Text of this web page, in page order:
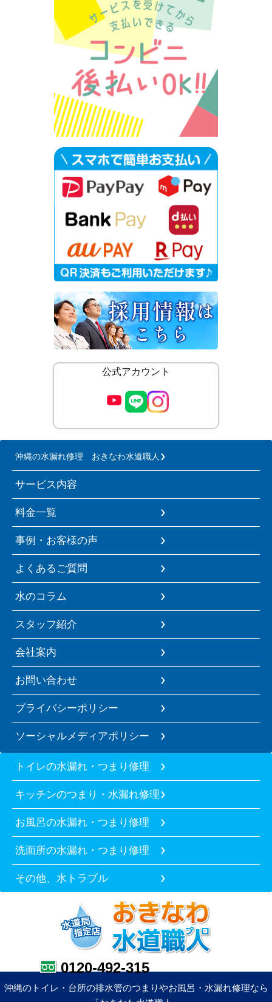
公式アカウント
沖縄の水漏れ修理 おきなわ水道職人
サービス内容
料金一覧
事例・お客様の声
よくあるご質問
水のコラム
スタッフ紹介
会社案内
お問い合わせ
プライバシーポリシー
ソーシャルメディアポリシー
トイレの水漏れ・つまり修理
キッチンのつまり・水漏れ修理
お風呂の水漏れ・つまり修理
洗面所の水漏れ・つまり修理
その他、水トラブル
0120-492-315
沖縄のトイレ・台所の排水管のつまりやお風呂・水漏れ修理なら